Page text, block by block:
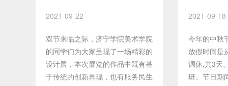
近期无中高风险区旅居史者方可入
间隔保持1.5米以上距离。进馆人
员请全程规范佩戴口罩，不得随意
摘下。如遇紧急情况，济宁市文化
馆将按照《疫情防控应急预案》进
2021-09-22
双节来临之际，济宁学院美术学院
的同学们为大家呈现了一场精彩的
设计展，本次展览的作品中既有基
于传统的创新再现，也有服务民生
2021-09-18
今年的中秋
放假时间是
调休,共3天
班。节日期